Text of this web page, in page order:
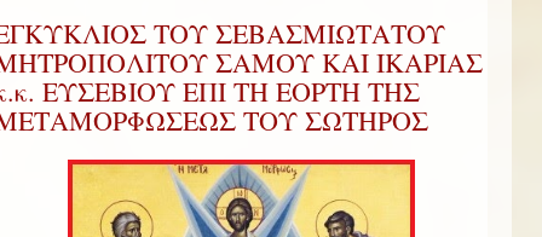
ΤΟΥ ΣΕΒΑΣΜΙΩΤΑΤΟΥ
ΣΑΜΟΥ ΚΑΙ ΙΚΑΡΙΑΣ
ΕΥΣΕΒΙΟΥ ΕΠΙ ΤΗ ΕΟΡΤΗ ΤΗΣ
ΤΟΥ ΣΩΤΗΡΟΣ